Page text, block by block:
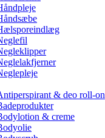
& deo roll-on
& creme